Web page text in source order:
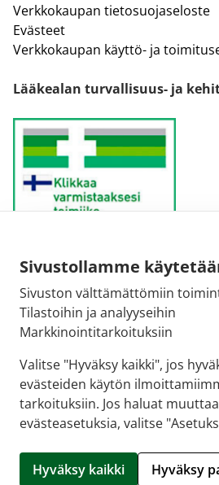
Sivustollamme
Sivuston välttämättömiin
Tilastoihin ja analyyseihin
Markkinointitarkoituksiin
Valitse "Hyväksy kaikki", jos
evästeiden käytön
tarkoituksiin. Jos haluat muuttaa
evästeasetuksia, valitse
Hyväksy kaikki Hyväksy
Verkkokaupan tietosuojaseloste
Evästeet
Verkkokaupan käyttö- ja
Lääkealan turvallisuus- ja
029